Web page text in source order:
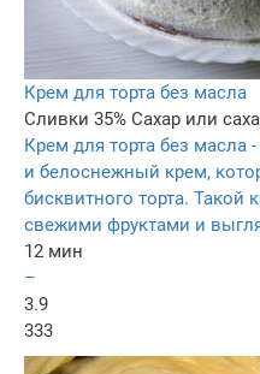
Крем для торта без масла
Сливки 35% Сахар или
Крем для торта без масла
и белоснежный крем,
бисквитного торта. Такой
свежими фруктами и
12 мин
–
3.9
333